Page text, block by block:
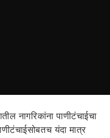
नागरिकांना पाणीटंचाईचा
यंदा मात्र